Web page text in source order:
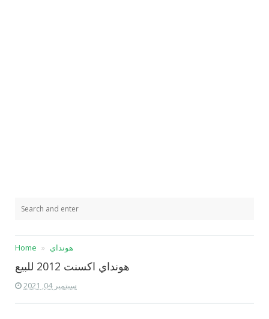
Home هونداي
هونداي اكسنت 2012 للبيع
سبتمبر 04, 2021